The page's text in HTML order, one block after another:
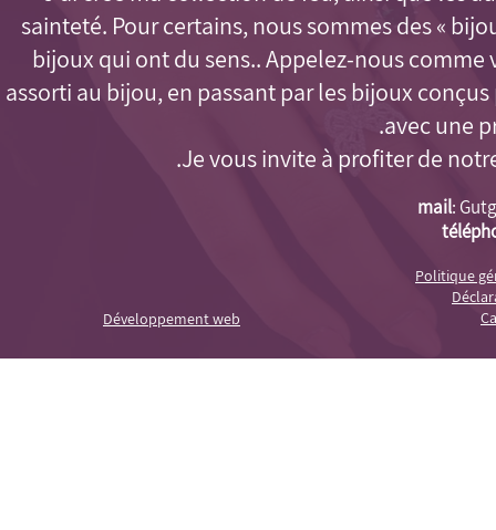
sainteté. Pour certains, nous sommes des «
bijoux qui ont du sens.. Appelez-nous
assorti au bijou, en passant par les bijoux
avec une
Je vous invite à profiter de
mail:
Développement web
Politique